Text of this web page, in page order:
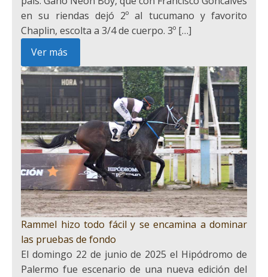
en su riendas dejó 2º al tucumano y favorito
Chaplin, escolta a 3/4 de cuerpo. 3º […]
Ver más
Rammel hizo todo fácil y se encamina a dominar
las pruebas de fondo
El domingo 22 de junio de 2025 el Hipódromo de
Palermo fue escenario de una nueva edición del